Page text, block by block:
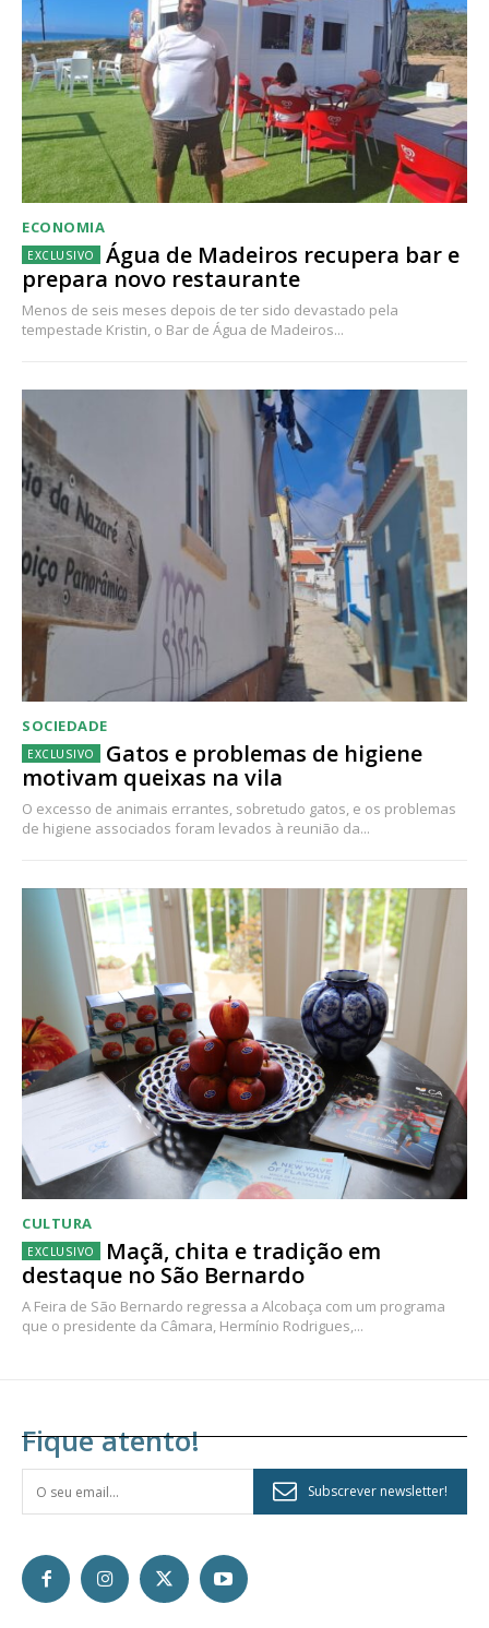
ECONOMIA
Água de Madeiros recupera bar e
prepara novo restaurante
Menos de seis meses depois de ter sido devastado pela
tempestade Kristin, o Bar de Água de Madeiros...
SOCIEDADE
Gatos e problemas de higiene
motivam queixas na vila
O excesso de animais errantes, sobretudo gatos, e os problemas
de higiene associados foram levados à reunião da...
CULTURA
Maçã, chita e tradição em
destaque no São Bernardo
A Feira de São Bernardo regressa a Alcobaça com um programa
que o presidente da Câmara, Hermínio Rodrigues,...
Fique atento!
Subscrever newsletter!